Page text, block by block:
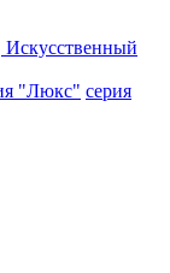
Искусственный
"Люкс" серия